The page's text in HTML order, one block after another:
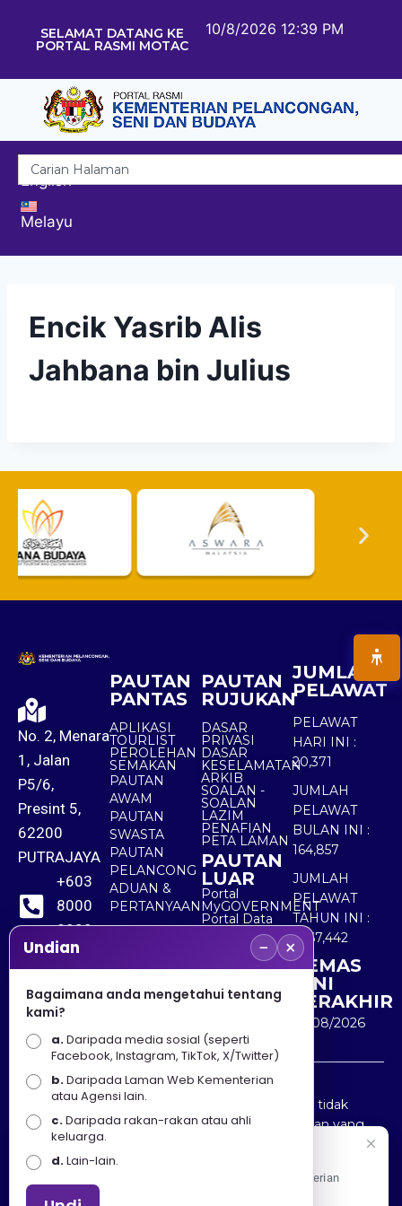
SELAMAT DATANG KE
PORTAL RASMI MOTAC
10/8/2026 12:39 PM
English
Melayu
Encik Yasrib Alis
Jahbana bin Julius
No. 2, Menara
1, Jalan
P5/6,
Presint 5,
62200
PUTRAJAYA
+603
8000
8000
+603
8891
7100
PAUTAN
PANTAS
APLIKASI
TOURLIST
PEROLEHAN
SEMAKAN
PAUTAN
AWAM
PAUTAN
SWASTA
PAUTAN
PELANCONG
ADUAN &
PERTANYAAN
PAUTAN
RUJUKAN
DASAR
PRIVASI
DASAR
KESELAMATAN
ARKIB
SOALAN -
SOALAN
LAZIM
PENAFIAN
PETA LAMAN
PAUTAN
LUAR
Portal
MyGOVERNMENT
Portal Data
Terbuka
Sektor Awam
JUMLAH
PELAWAT
PELAWAT
HARI INI :
20,371
JUMLAH
PELAWAT
BULAN INI :
164,857
JUMLAH
PELAWAT
TAHUN INI :
5,567,442
KEMAS
KINI
TERAKHIR
10/08/2026
Penafian : Kerajaan Malaysia dan Kementerian
Pelancongan Seni dan Budaya (MOTAC) adalah tidak
bertanggungjawab atas kehilangan atau kerugian yang
disebabkan oleh penggunaan mana-mana maklumat
yang diperolehi dari portal ini.
Undian − ×
Bagaimana anda mengetahui tentang
kami?
a.Daripada media sosial (seperti
Facebook, Instagram, TikTok, X/Twitter)
b.Daripada Laman Web Kementerian
atau Agensi lain.
c.Daripada rakan-rakan atau ahli
keluarga.
d.Lain-lain.
Apa Khabar! Selamat datang ke Portal Rasmi Kementerian
Pelancongan, Seni dan Budaya